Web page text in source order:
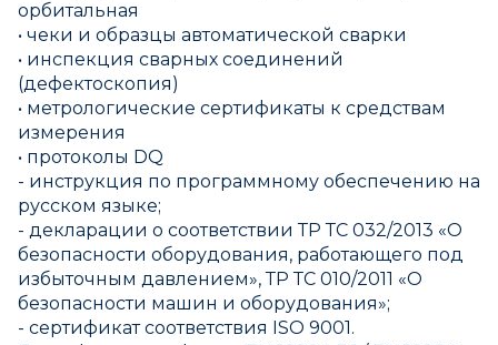
орбитальная
• чеки и образцы автоматической сварки
• инспекция сварных соединений
(дефектоскопия)
• метрологические сертификаты к средствам
измерения
• протоколы DQ
- инструкция по программному обеспечению на
русском языке;
- декларации о соответствии ТР ТС 032/2013 «О
безопасности оборудования, работающего под
избыточным давлением», ТР ТС 010/2011 «О
безопасности машин и оборудования»;
- сертификат соответствия ISO 9001.